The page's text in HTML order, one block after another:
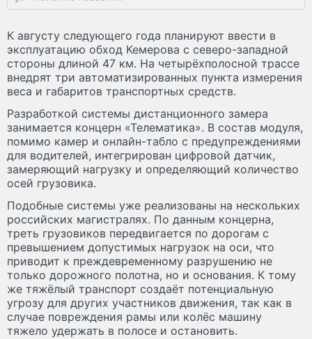
К августу следующего года планируют ввести в
эксплуатацию обход Кемерова с северо-западной
стороны длиной 47 км. На четырёхполосной трассе
внедрят три автоматизированных пункта измерения
веса и габаритов транспортных средств.
Разработкой системы дистанционного замера
занимается концерн «Телематика». В состав модуля,
помимо камер и онлайн-табло с предупреждениями
для водителей, интегрирован цифровой датчик,
замеряющий нагрузку и определяющий количество
осей грузовика.
Подобные системы уже реализованы на нескольких
российских магистралях. По данным концерна,
треть грузовиков передвигается по дорогам с
превышением допустимых нагрузок на оси, что
приводит к преждевременному разрушению не
только дорожного полотна, но и основания. К тому
же тяжёлый транспорт создаёт потенциальную
угрозу для других участников движения, так как в
случае повреждения рамы или колёс машину
тяжело удержать в полосе и остановить.